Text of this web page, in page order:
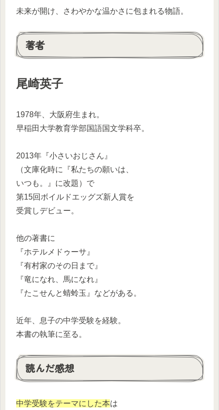
未来が開け、さわやかな温かさに包まれる物語。
著者
尾崎英子
1978年、大阪府生まれ。
早稲田大学教育学部国語国文学科卒。
2013年『小さいおじさん』
（文庫化時に『私たちの願いは、
いつも。』に改題）で
第15回ボイルドエッグズ新人賞を
受賞しデビュー。
他の著書に
『ホテルメドゥーサ』
『有村家のその日まで』
『竜になれ、馬になれ』
『たこせんと蜻蛉玉』などがある。
近年、息子の中学受験を経験。
本書の執筆に至る。
読んだ感想
中学受験をテーマにした本は